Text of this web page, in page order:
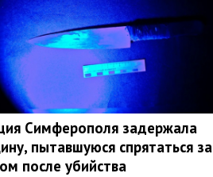
Симферополя задержала
пытавшуюся спрятаться за
после убийства